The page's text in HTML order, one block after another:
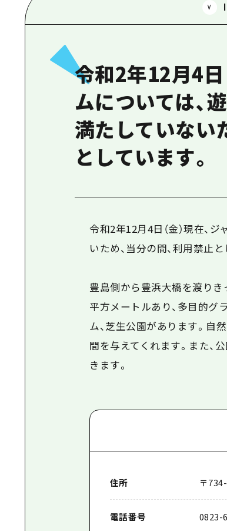
令和2年12月4日
ムについては、
満たしていない
としています。
令和2年12月4日（金）現在、
いため、当分の間、利用禁止と
豊島側から豊浜大橋を渡りき
平方メートルあり、多目的グ
ム、芝生公園があります。自
間を与えてくれます。また、
きます。
住所 〒
電話番号 0823-